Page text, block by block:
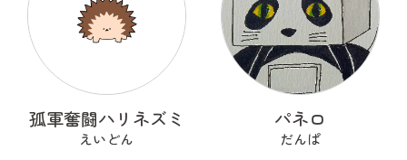
孤軍奮闘ハリネズミ
えいどん
パネロ
だんぱ